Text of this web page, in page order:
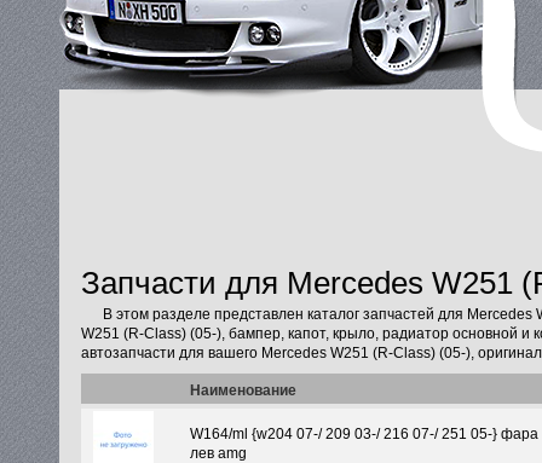
Запчасти для Mercedes W251
В этом разделе представлен каталог запчастей для
W251 (R-Class) (05-), бампер, капот, крыло, радиатор основной и
автозапчасти для вашего Mercedes W251 (R-Class) (05-),
Наименование
W164/ml {w204 07-/ 209 03-/ 216 07-/ 251 05-} фара
лев amg